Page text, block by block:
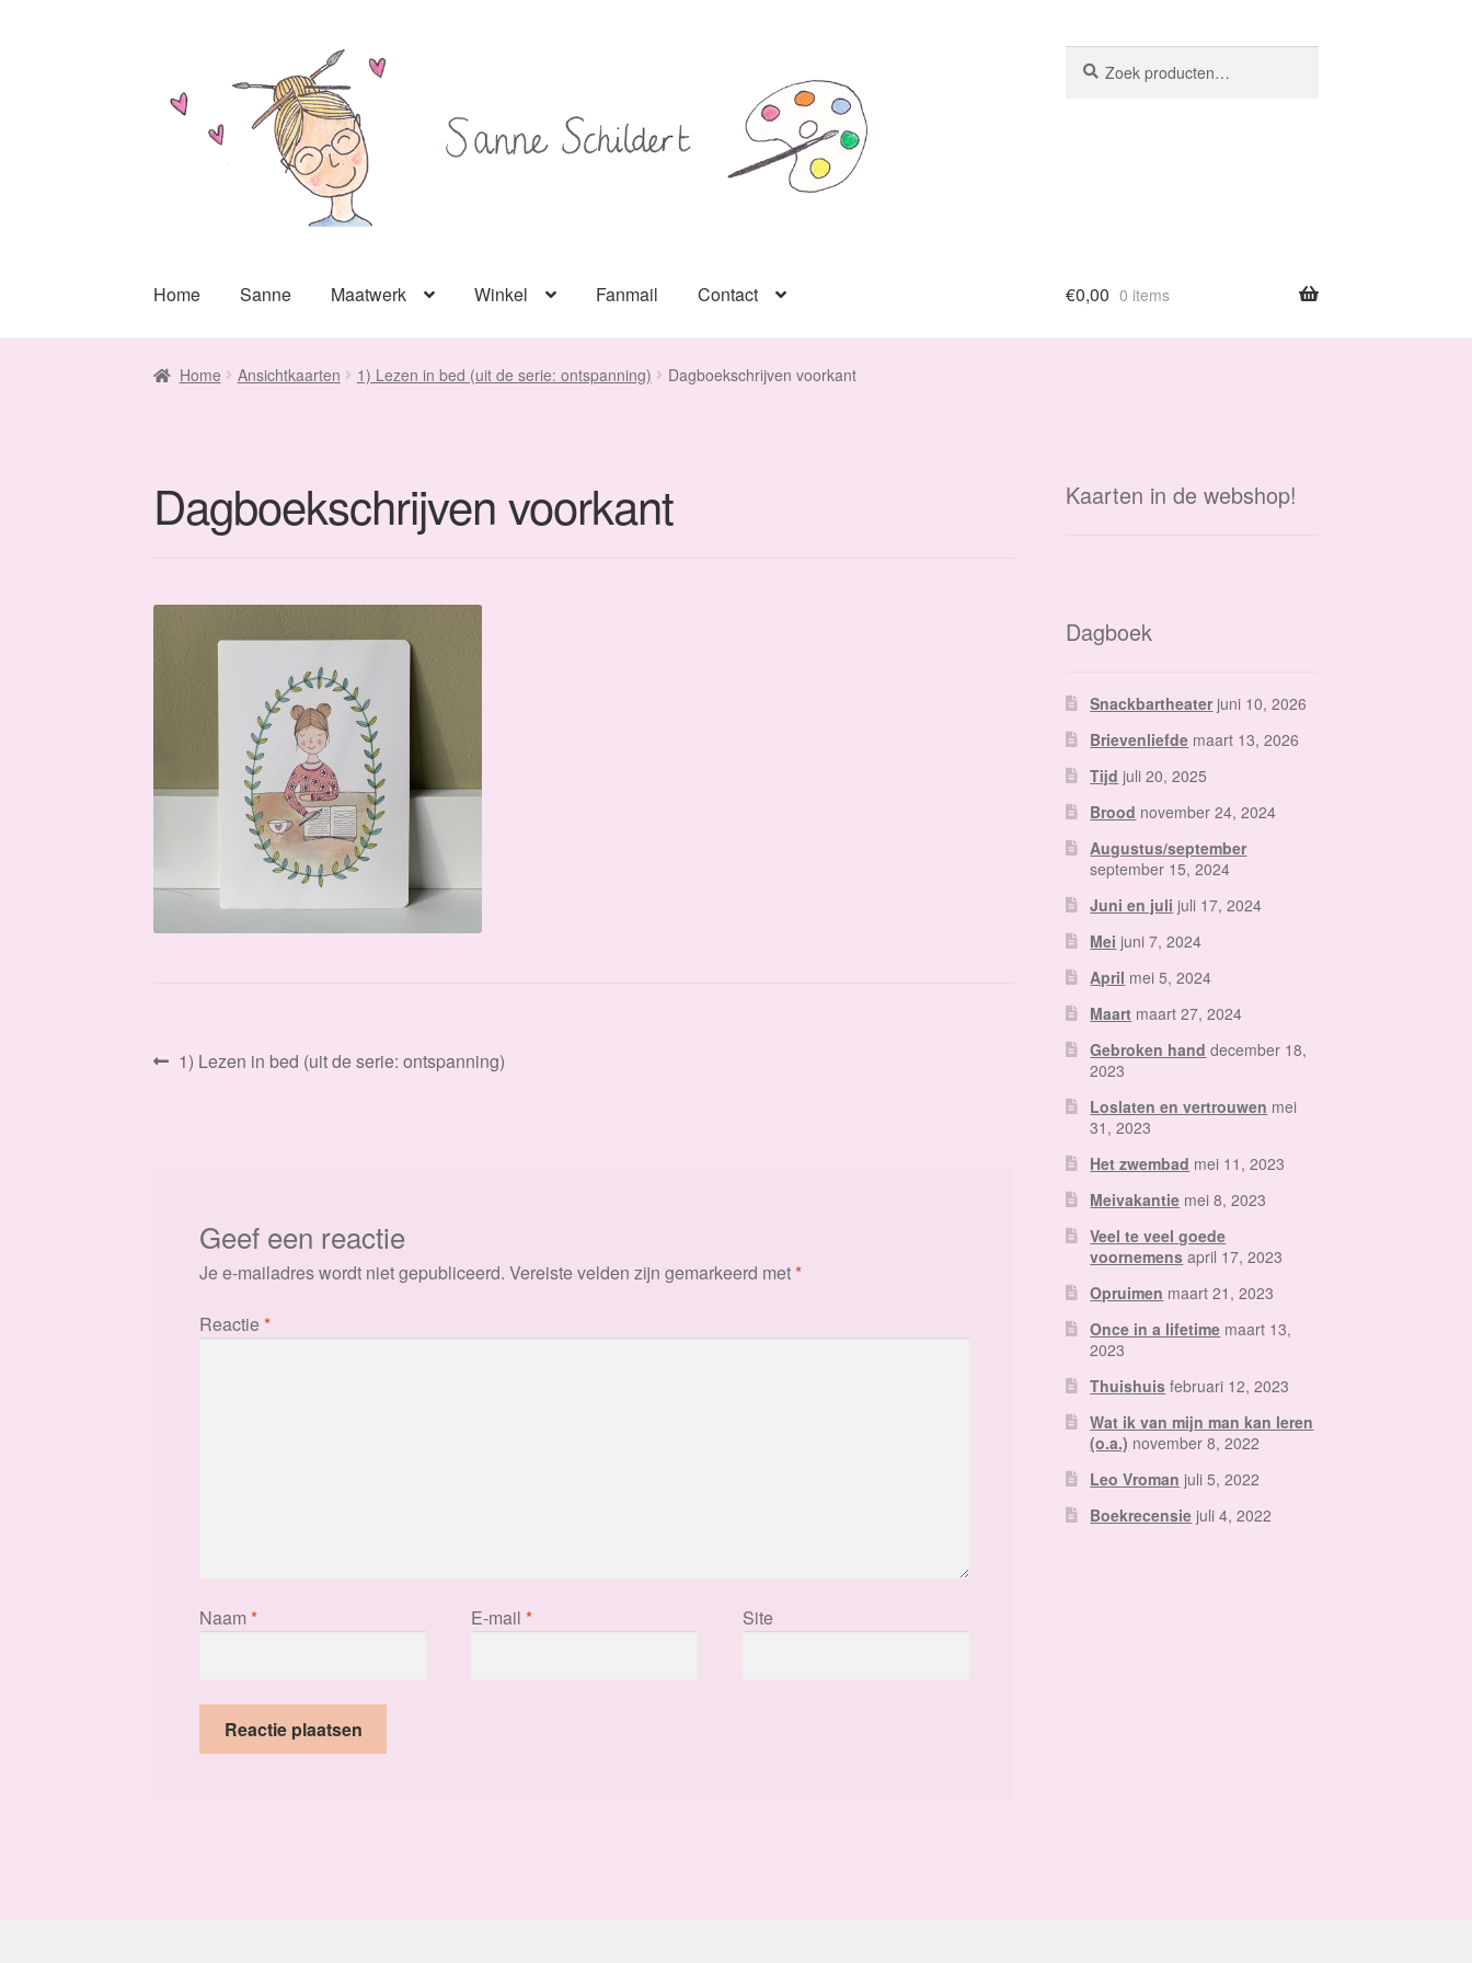
door
naar
navigatie
naar
de
naar:
Home Sanne Maatwerk Winkel Fanmail Contact €0,00 0 items
Home Ansichtkaarten 1) Lezen in bed (uit de serie: ontspanning) Dagboekschrijven voorkant
Dagboekschrijven voorkant
Bericht
Vorig
1) Lezen in bed (uit de serie: ontspanning)
Geef een reactie
Je e-mailadres wordt niet gepubliceerd. Vereiste velden zijn gemarkeerd met*
Reactie*
Naam * E-mail * Site
Kaarten in de webshop!
Dagboek
Snackbartheater juni 10, 2026
Brievenliefde maart 13, 2026
Tijd juli 20, 2025
Brood november 24, 2024
Augustus/september
september 15, 2024
Juni en juli juli 17, 2024
Mei juni 7, 2024
April mei 5, 2024
Maart maart 27, 2024
Gebroken hand december 18,
2023
Loslaten en vertrouwen mei
31, 2023
Het zwembad mei 11, 2023
Meivakantie mei 8, 2023
Veel te veel goede
voornemens april 17, 2023
Opruimen maart 21, 2023
Once in a lifetime maart 13,
2023
Thuishuis februari 12, 2023
Wat ik van mijn man kan leren
(o.a.) november 8, 2022
Leo Vroman juli 5, 2022
Boekrecensie juli 4, 2022